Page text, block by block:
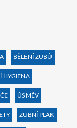
BĚLENÍ ZUBŮ
HYGIENA
ÚSMĚV
ZUBNÍ PLAK